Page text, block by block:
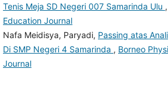
Tenis Meja SD Negeri 007 Samarinda Ulu ,
Education Journal
Nafa Meidisya, Paryadi, Passing atas
Di SMP Negeri 4 Samarinda , Borneo
Journal